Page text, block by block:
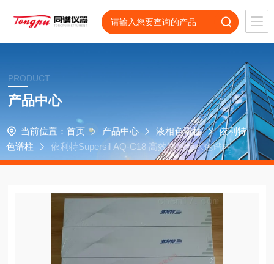
PRODUCT
产品中心
当前位置： 首页 产品中心 液相色谱柱
依利特
色谱柱
依利特Supersil AQ-C18 高效液相亲水色谱柱